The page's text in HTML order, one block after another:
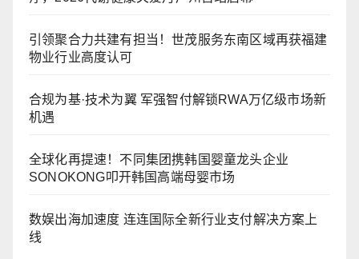
引领聚合力共建有担当！世茂服务东南区域再获福建
物业行业高度认可
合规为基·技术为翼 军强智付解锁RWA万亿级市场新
机遇
全球化再提速！不同集团携韩国婴童龙头企业
SONOKONG叩开韩国高端母婴市场
数娱出海加速度 连连国际全新行业支付解决方案上
线